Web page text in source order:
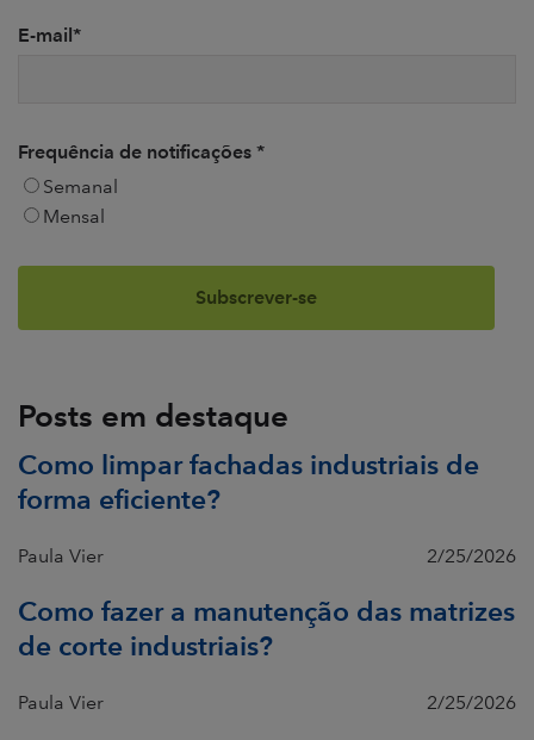
E-mail*
Frequência de notificações *
Semanal
Mensal
Posts em destaque
Como limpar fachadas industriais de
forma eficiente?
Paula Vier 2/25/2026
Como fazer a manutenção das matrizes
de corte industriais?
Paula Vier 2/25/2026